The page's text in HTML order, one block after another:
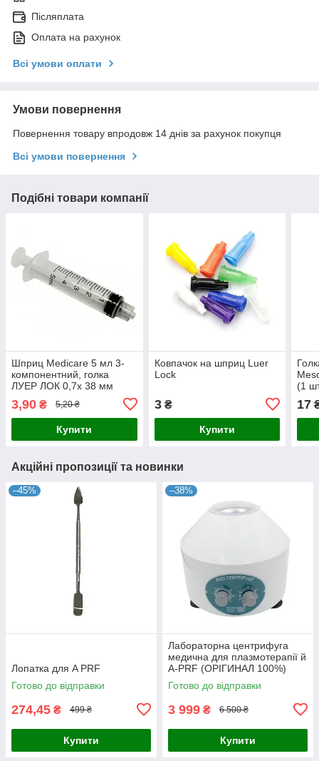
Післяплата
Оплата на рахунок
Всі умови оплати
Умови повернення
Повернення товару впродовж 14 днів за рахунок покупця
Всі умови повернення
Подібні товари компанії
Шприц Medicare 5 мл 3-
компонентний, голка
ЛУЕР ЛОК 0,7х 38 мм
3,90 ₴ 5,20 ₴
Купити
Ковпачок на шприц Luer
Lock
3₴
Купити
(1
17
Акційні пропозиції та новинки
–45%
Лопатка для A PRF
Готово до відправки
274,45 ₴ 499 ₴
Купити
–38%
Лабораторна центрифуга
медична для плазмотерапії й
A-PRF (ОРІГИНАЛ 100%)
Готово до відправки
3 999 ₴ 6 500 ₴
Купити